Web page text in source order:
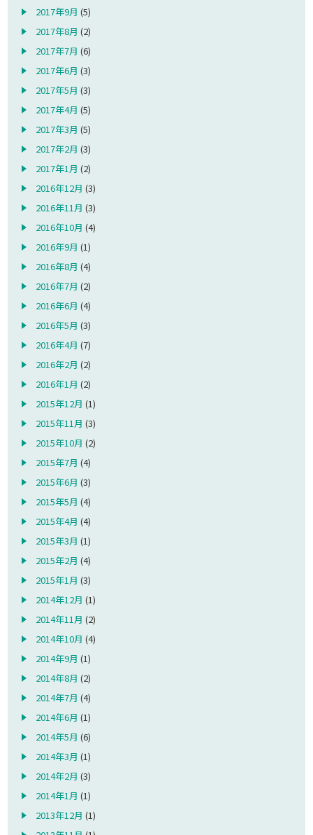
2017年9月 (5)
2017年8月 (2)
2017年7月 (6)
2017年6月 (3)
2017年5月 (3)
2017年4月 (5)
2017年3月 (5)
2017年2月 (3)
2017年1月 (2)
2016年12月 (3)
2016年11月 (3)
2016年10月 (4)
2016年9月 (1)
2016年8月 (4)
2016年7月 (2)
2016年6月 (4)
2016年5月 (3)
2016年4月 (7)
2016年2月 (2)
2016年1月 (2)
2015年12月 (1)
2015年11月 (3)
2015年10月 (2)
2015年7月 (4)
2015年6月 (3)
2015年5月 (4)
2015年4月 (4)
2015年3月 (1)
2015年2月 (4)
2015年1月 (3)
2014年12月 (1)
2014年11月 (2)
2014年10月 (4)
2014年9月 (1)
2014年8月 (2)
2014年7月 (4)
2014年6月 (1)
2014年5月 (6)
2014年3月 (1)
2014年2月 (3)
2014年1月 (1)
2013年12月 (1)